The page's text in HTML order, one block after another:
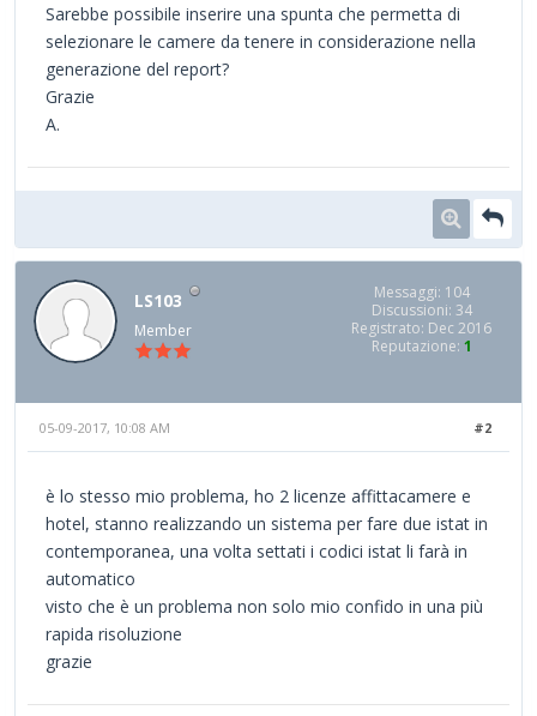
Sarebbe possibile inserire una spunta che permetta di
selezionare le camere da tenere in considerazione nella
generazione del report?
Grazie
A.
LS103
Member
Messaggi: 104
Discussioni: 34
Registrato: Dec 2016
Reputazione: 1
#2
05-09-2017, 10:08 AM
è lo stesso mio problema, ho 2 licenze affittacamere e
hotel, stanno realizzando un sistema per fare due istat in
contemporanea, una volta settati i codici istat li farà in
automatico
visto che è un problema non solo mio confido in una più
rapida risoluzione
grazie